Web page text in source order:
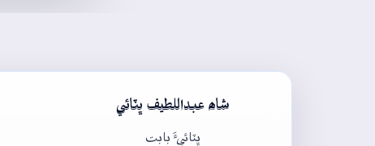
شاھ عبداللطيف ڀٽائي
ڀٽائيءَ بابت